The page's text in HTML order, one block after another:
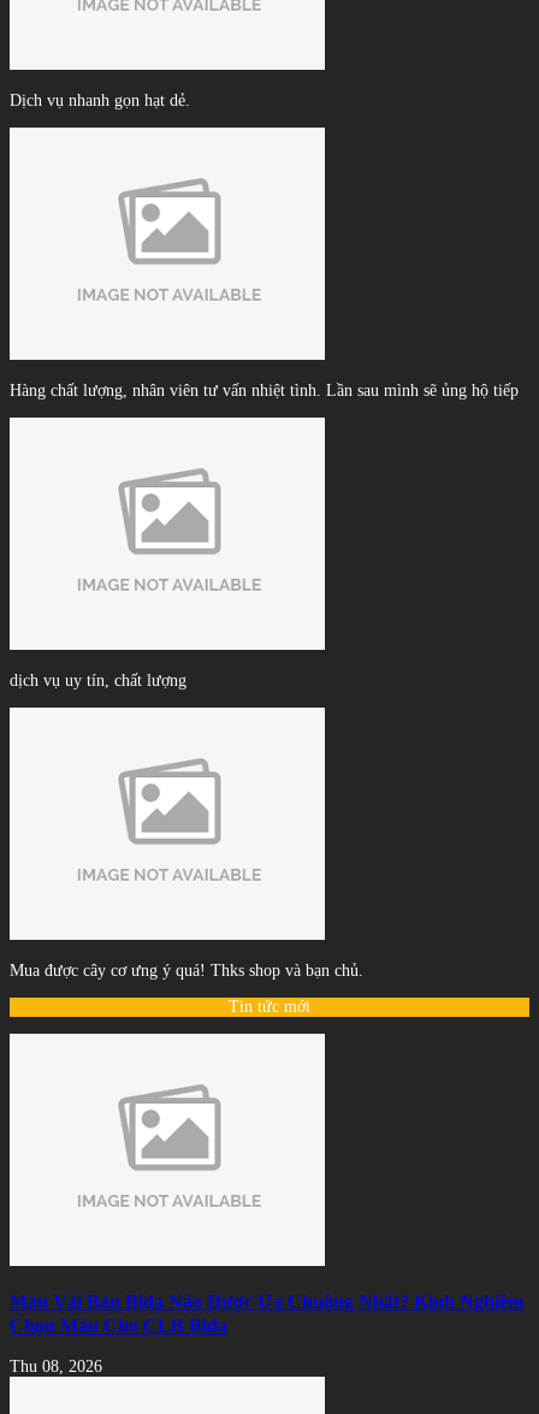
Dịch vụ nhanh gọn hạt dẻ.
Hàng chất lượng, nhân viên tư vấn nhiệt tình. Lần sau mình sẽ ủng hộ tiếp
dịch vụ uy tín, chất lượng
Mua được cây cơ ưng ý quá! Thks shop và bạn chủ.
Tin tức mới
Màu Vải Bàn Bida Nào Được Ưa Chuộng Nhất? Kinh Nghiệm
Chọn Màu Cho CLB Bida
Thu 08, 2026